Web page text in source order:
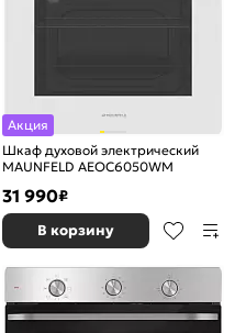
Акция
Шкаф духовой электрический
MAUNFELD AEOC6050WM
31 990₽
В корзину